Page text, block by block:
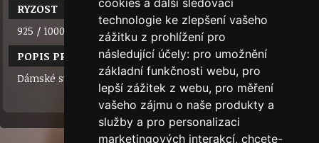
cookies a další sledovací
technologie ke zlepšení vašeho
zážitku z prohlížení pro
následující účely: pro umožnění
základní funkčnosti webu, pro
lepší zážitek z webu, pro měření
vašeho zájmu o naše produkty a
služby a pro personalizaci
marketingových interakcí, chcete-
RYZOST
925 / 1000
POPIS PRODUKTU
Dámské stříbrné náušnice s výrazným kamenem